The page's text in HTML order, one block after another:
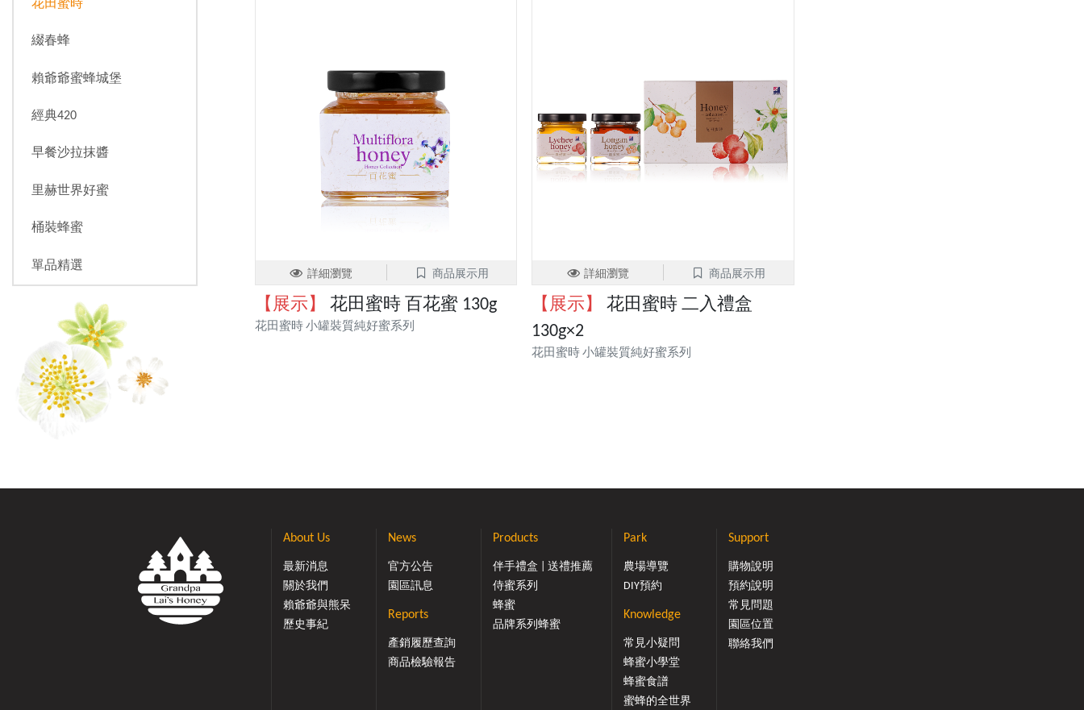
花田蜜時
綴春蜂
賴爺爺蜜蜂城堡
經典420
早餐沙拉抹醬
里赫世界好蜜
桶裝蜂蜜
單品精選
詳細瀏覽 商品展示用
【展示】 花田蜜時 百花蜜 130g
花田蜜時 小罐裝質純好蜜系列
詳細瀏覽 商品展示用
【展示】
花田蜜時 二入禮盒
130g×2
花田蜜時 小罐裝質純好蜜系列
About Us
最新消息
關於我們
賴爺爺與熊呆
歷史事紀
News
官方公告
園區訊息
Reports
產銷履歷查詢
商品檢驗報告
Products
伴手禮盒 | 送禮推薦
侍蜜系列
蜂蜜
品牌系列蜂蜜
Park
農場導覽
DIY預約
Knowledge
常見小疑問
蜂蜜小學堂
蜂蜜食譜
蜜蜂的全世界
Support
購物說明
預約說明
常見問題
園區位置
聯絡我們